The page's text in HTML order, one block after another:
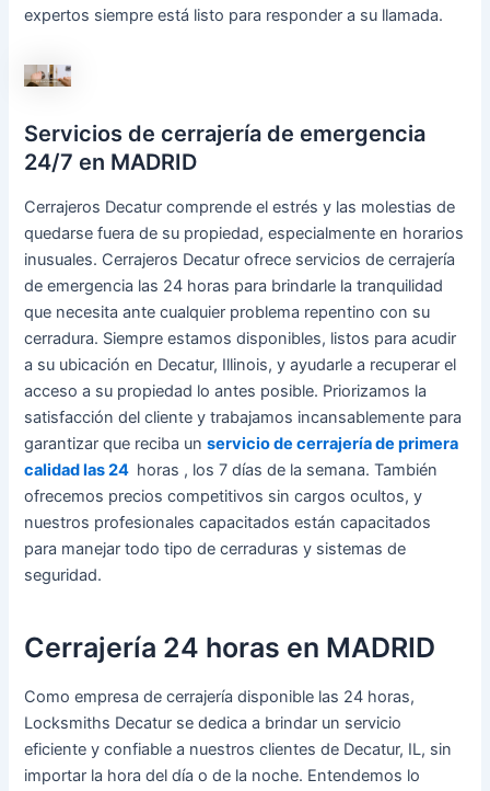
expertos siempre está listo para responder a su llamada.
Servicios de cerrajería de emergencia
24/7 en MADRID
Cerrajeros Decatur comprende el estrés y las molestias de
quedarse fuera de su propiedad, especialmente en horarios
inusuales. Cerrajeros Decatur ofrece servicios de cerrajería
de emergencia las 24 horas para brindarle la tranquilidad
que necesita ante cualquier problema repentino con su
cerradura. Siempre estamos disponibles, listos para acudir
a su ubicación en Decatur, Illinois, y ayudarle a recuperar el
acceso a su propiedad lo antes posible. Priorizamos la
satisfacción del cliente y trabajamos incansablemente para
garantizar que reciba unservicio de cerrajería de primera
calidad las 24 horas , los 7 días de la semana. También
ofrecemos precios competitivos sin cargos ocultos, y
nuestros profesionales capacitados están capacitados
para manejar todo tipo de cerraduras y sistemas de
seguridad.
Cerrajería 24 horas en MADRID
Como empresa de cerrajería disponible las 24 horas,
Locksmiths Decatur se dedica a brindar un servicio
eficiente y confiable a nuestros clientes de Decatur, IL, sin
importar la hora del día o de la noche. Entendemos lo